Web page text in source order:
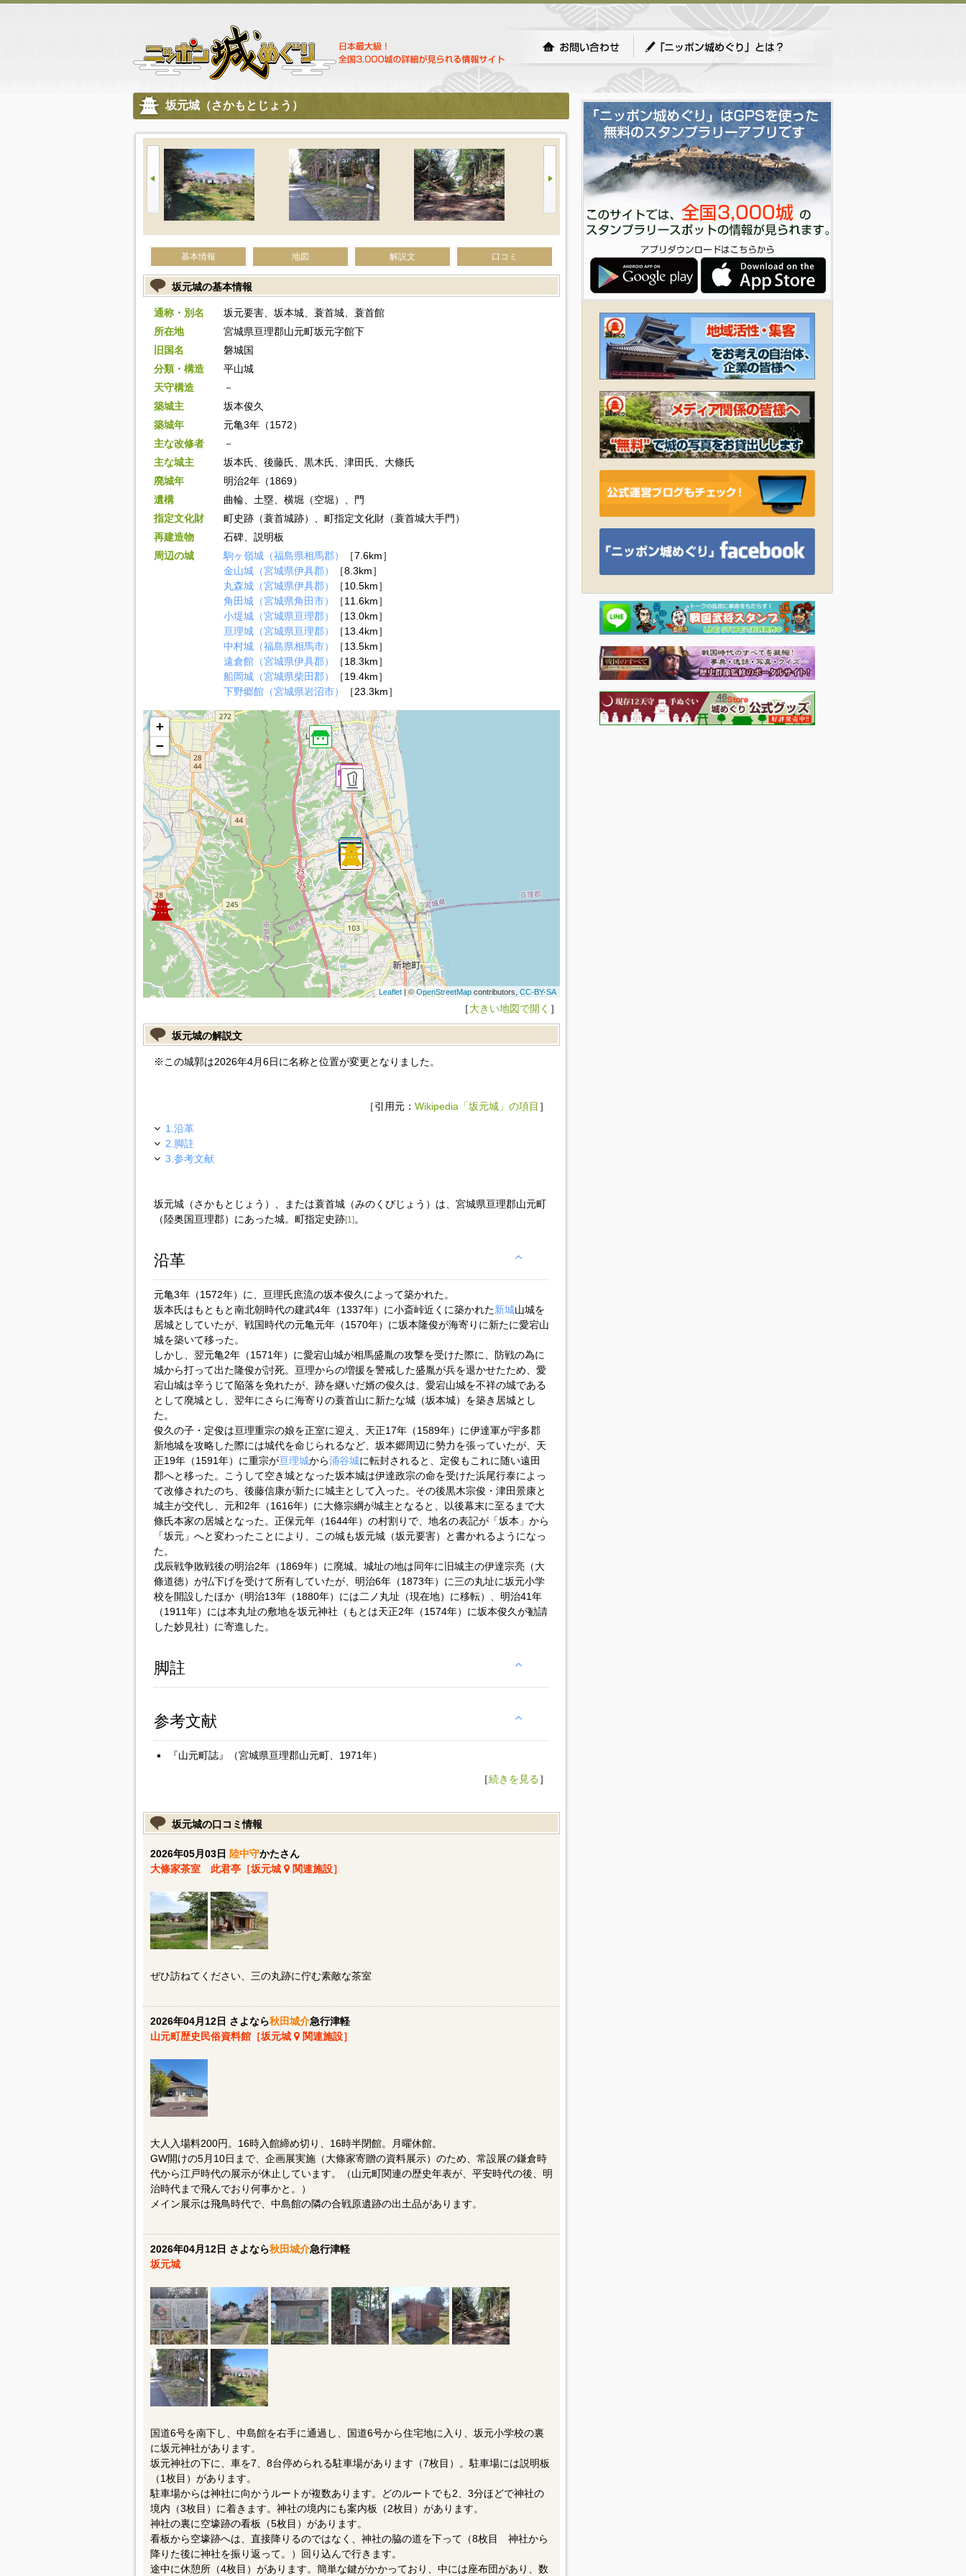
坂元城（さかもとじょう）
基本情報 地図 解説文 口コミ
坂元城の基本情報
通称・別名
坂元要害、坂本城、蓑首城、蓑首館
所在地
宮城県亘理郡山元町坂元字館下
旧国名
磐城国
分類・構造
平山城
天守構造
－
築城主
坂本俊久
築城年
元亀3年（1572）
主な改修者
－
主な城主
坂本氏、後藤氏、黒木氏、津田氏、大條氏
廃城年
明治2年（1869）
遺構
曲輪、土塁、横堀（空堀）、門
指定文化財
町史跡（蓑首城跡）、町指定文化財（蓑首城大手門）
再建造物
石碑、説明板
周辺の城
駒ヶ嶺城（福島県相馬郡）
［7.6km］
金山城（宮城県伊具郡）
［8.3km］
丸森城（宮城県伊具郡）
［10.5km］
角田城（宮城県角田市）
［11.6km］
小堤城（宮城県亘理郡）
［13.0km］
亘理城（宮城県亘理郡）
［13.4km］
中村城（福島県相馬市）
［13.5km］
遠倉館（宮城県伊具郡）
［18.3km］
船岡城（宮城県柴田郡）
［19.4km］
下野郷館（宮城県岩沼市）
［23.3km］
+
−
Leaflet| ©OpenStreetMapcontributors, CC-BY-SA
［大きい地図で開く ］
坂元城の解説文
※この城郭は2026年4月6日に名称と位置が変更となりました。
［引用元： Wikipedia「坂元城」の項目 ］
1.沿革
2.脚註
3.参考文献
坂元城（さかもとじょう）、または蓑首城（みのくびじょう）は、宮城県亘理郡山元町
（陸奥国亘理郡）にあった城。町指定史跡[1]。
沿革
元亀3年（1572年）に、亘理氏庶流の坂本俊久によって築かれた。
坂本氏はもともと南北朝時代の建武4年（1337年）に小斎峠近くに築かれた新城山城を
居城としていたが、戦国時代の元亀元年（1570年）に坂本隆俊が海寄りに新たに愛宕山
城を築いて移った。
しかし、翌元亀2年（1571年）に愛宕山城が相馬盛胤の攻撃を受けた際に、防戦の為に
城から打って出た隆俊が討死。亘理からの増援を警戒した盛胤が兵を退かせたため、愛
宕山城は辛うじて陥落を免れたが、跡を継いだ婿の俊久は、愛宕山城を不祥の城である
として廃城とし、翌年にさらに海寄りの蓑首山に新たな城（坂本城）を築き居城とし
た。
俊久の子・定俊は亘理重宗の娘を正室に迎え、天正17年（1589年）に伊達軍が宇多郡
新地城を攻略した際には城代を命じられるなど、坂本郷周辺に勢力を張っていたが、天
正19年（1591年）に重宗が亘理城から涌谷城に転封されると、定俊もこれに随い遠田
郡へと移った。こうして空き城となった坂本城は伊達政宗の命を受けた浜尾行泰によっ
て改修されたのち、後藤信康が新たに城主として入った。その後黒木宗俊・津田景康と
城主が交代し、元和2年（1616年）に大條宗綱が城主となると、以後幕末に至るまで大
條氏本家の居城となった。正保元年（1644年）の村割りで、地名の表記が「坂本」から
「坂元」へと変わったことにより、この城も坂元城（坂元要害）と書かれるようになっ
た。
戊辰戦争敗戦後の明治2年（1869年）に廃城。城址の地は同年に旧城主の伊達宗亮（大
條道徳）が払下げを受けて所有していたが、明治6年（1873年）に三の丸址に坂元小学
校を開設したほか（明治13年（1880年）には二ノ丸址（現在地）に移転）、明治41年
（1911年）には本丸址の敷地を坂元神社（もとは天正2年（1574年）に坂本俊久が勧請
した妙見社）に寄進した。
脚註
参考文献
『山元町誌』（宮城県亘理郡山元町、1971年）
［続きを見る］
坂元城の口コミ情報
2026年05月03日 陸中守かたさん
大條家茶室 此君亭［坂元城
関連施設］
ぜひ訪ねてください、三の丸跡に佇む素敵な茶室
2026年04月12日 さよなら秋田城介急行津軽
山元町歴史民俗資料館［坂元城
関連施設］
大人入場料200円。16時入館締め切り、16時半閉館。月曜休館。
GW開けの5月10日まで、企画展実施（大條家寄贈の資料展示）のため、常設展の鎌倉時
代から江戸時代の展示が休止しています。（山元町関連の歴史年表が、平安時代の後、明
治時代まで飛んでおり何事かと。）
メイン展示は飛鳥時代で、中島館の隣の合戦原遺跡の出土品があります。
2026年04月12日 さよなら秋田城介急行津軽
坂元城
国道6号を南下し、中島館を右手に通過し、国道6号から住宅地に入り、坂元小学校の裏
に坂元神社があります。
坂元神社の下に、車を7、8台停められる駐車場があります（7枚目）。駐車場には説明板
（1枚目）があります。
駐車場からは神社に向かうルートが複数あります。どのルートでも2、3分ほどで神社の
境内（3枚目）に着きます。神社の境内にも案内板（2枚目）があります。
神社の裏に空壕跡の看板（5枚目）があります。
看板から空壕跡へは、直接降りるのではなく、神社の脇の道を下って（8枚目 神社から
降りた後に神社を振り返って。）回り込んで行きます。
途中に休憩所（4枚目）があります。簡単な鍵がかかっており、中には座布団があり、数